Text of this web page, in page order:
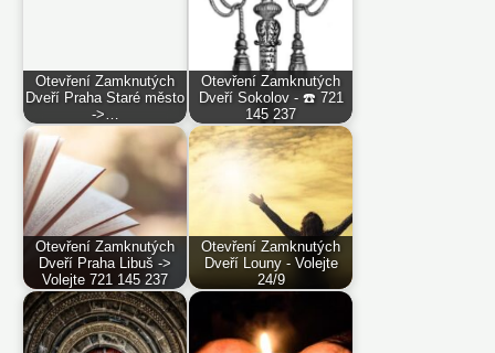
Otevření Zamknutých
Dveří Praha Staré město
->…
Otevření Zamknutých
Dveří Sokolov - ☎️ 721
145 237
Otevření Zamknutých
Dveří Praha Libuš ->
Volejte 721 145 237
Otevření Zamknutých
Dveří Louny - Volejte
24/9